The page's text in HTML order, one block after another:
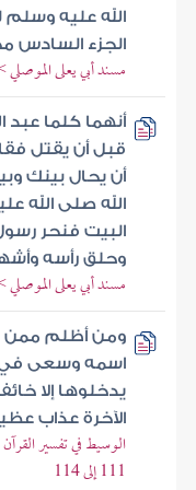
الله عليه
الجزء السادس
مسند أبي يعلى
أنهما كلما عبد
قبل أن يقتل
أن يحال بينك
الله صلى الله
البيت فنحر
وحلق رأسه
مسند أبي يعلى
ومن أظلم ممن
اسمه وسعى في
يدخلوها إلا
الآخرة عذاب
الوسيط في تفسير
111 إلى 114